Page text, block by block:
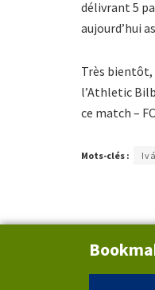
délivrant 5
aujourd’hui
Très bientôt,
l’Athletic
ce match –
Mots-clés :